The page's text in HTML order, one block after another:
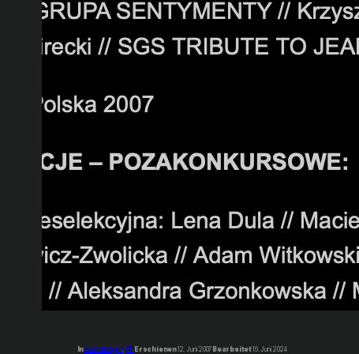
InAusstellungen, Film Erschienen12. Juni 2007 Bearbeitet16. Juni 2024